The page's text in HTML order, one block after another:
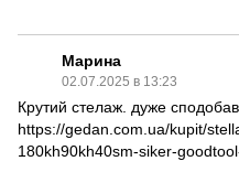
Марина
02.07.2025 в 13:23
Крутий стелаж . дуже
https://gedan.com.ua/kupit/
180kh90kh40sm-siker-